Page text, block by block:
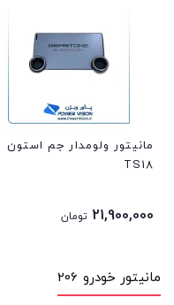
مانیتور ولومدار جم استون
TS18
21,900,000 تومان
مانیتور خودرو 206